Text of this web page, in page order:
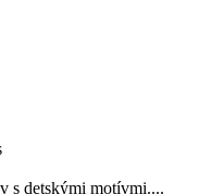
detskými motívmi....